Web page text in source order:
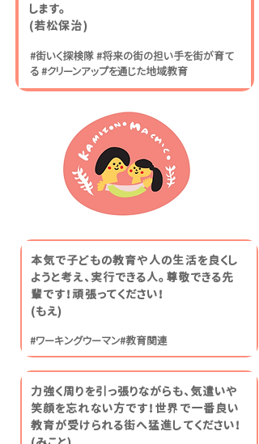
します。
(若松保治)
#街いく探検隊 #将来の街の担い手を街が育て
る #クリーンアップを通じた地域教育
本気で子どもの教育や人の生活を良くし
ようと考え、実行できる人。尊敬できる先
輩です！頑張ってください！
​(もえ)
#ワーキングウーマン#教育関連
力強く周りを引っ張りながらも、気遣いや
笑顔を忘れない方です！世界で一番良い
教育が受けられる街へ猛進してください！